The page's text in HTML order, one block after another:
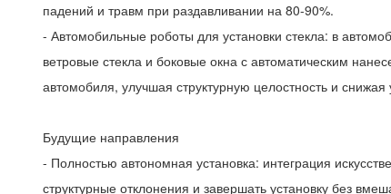
падений и травм при раздавливании на 80-90%.
- Автомобильные роботы для установки стекла: в
ветровые стекла и боковые окна с автоматическим
автомобиля, улучшая структурную целостность и
Будущие направления
- Полностью автономная установка: интеграция
структурные отклонения и завершать установку без